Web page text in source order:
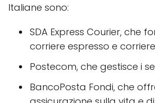
Italiane sono:
SDA Express Courier, che
corriere espresso e
Postecom, che gestisce i
BancoPosta Fondi, che